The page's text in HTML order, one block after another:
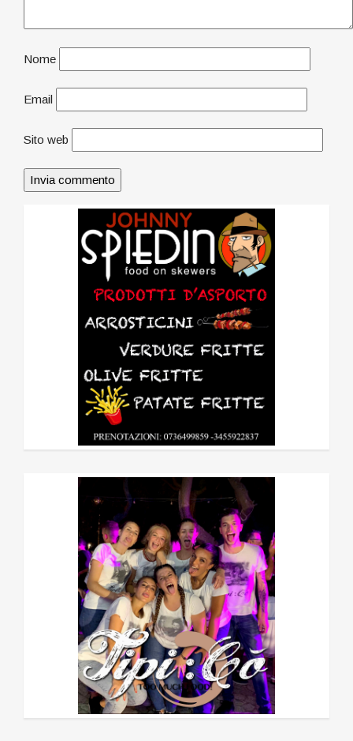
Nome
Email
Sito web